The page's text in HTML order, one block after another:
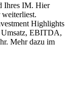
Ihres IM. Hier
Highlights
Umsatz, EBITDA,
Mehr dazu im